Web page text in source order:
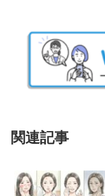
関連記事